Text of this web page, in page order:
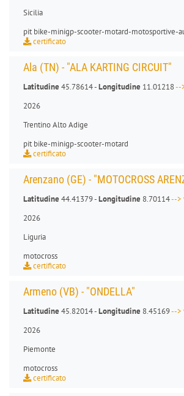
Sicilia
pit bike-minigp-scooter-motard-motosportive-
certificato
Ala (TN) - "ALA KARTING CIRCUIT"
Latitudine45.78614 -Longitudine 11.01218--
2026
Trentino Alto Adige
pit bike-minigp-scooter-motard
certificato
Arenzano (GE) - "MOTOCROSS
Latitudine44.41379 -Longitudine 8.70114-->
2026
Liguria
motocross
certificato
Armeno (VB) - "ONDELLA"
Latitudine45.82014 -Longitudine 8.45169-->
2026
Piemonte
motocross
certificato